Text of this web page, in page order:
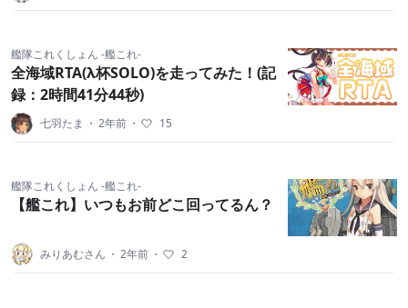
艦隊これくしょん -艦これ-
全海域RTA(λ杯SOLO)を走ってみた！(記
録：2時間41分44秒)
七羽たま ・ 2年前 ・ 15
艦隊これくしょん -艦これ-
【艦これ】いつもお前どこ回ってるん？
みりあむさん ・ 2年前 ・ 2